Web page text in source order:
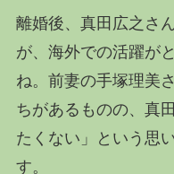
離婚後、真田広之さ
が、海外での活躍が
ね。前妻の手塚理美
ちがあるものの、真
たくない」という思
す。